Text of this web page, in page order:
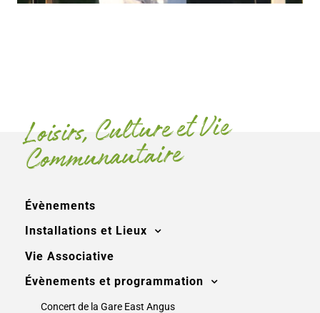
Loisirs, Culture et Vie
Communautaire
Évènements
Installations et Lieux
Vie Associative
Évènements et programmation
Concert de la Gare East Angus